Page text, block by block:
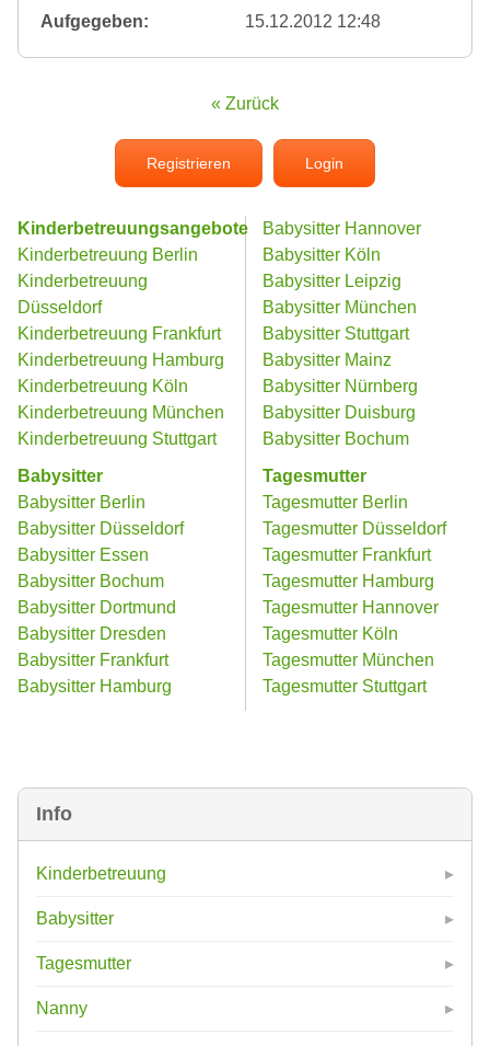
Info
Kinderbetreuung
Babysitter
Tagesmutter
Nanny
Aufgegeben:
15.12.2012 12:48
« Zurück
Registrieren Login
Kinderbetreuungsangebote
Kinderbetreuung Berlin
Kinderbetreuung
Düsseldorf
Kinderbetreuung Frankfurt
Kinderbetreuung Hamburg
Kinderbetreuung Köln
Kinderbetreuung München
Kinderbetreuung Stuttgart
Babysitter
Babysitter Berlin
Babysitter Düsseldorf
Babysitter Essen
Babysitter Bochum
Babysitter Dortmund
Babysitter Dresden
Babysitter Frankfurt
Babysitter Hamburg
Babysitter Hannover
Babysitter Köln
Babysitter Leipzig
Babysitter München
Babysitter Stuttgart
Babysitter Mainz
Babysitter Nürnberg
Babysitter Duisburg
Babysitter Bochum
Tagesmutter
Tagesmutter Berlin
Tagesmutter Düsseldorf
Tagesmutter Frankfurt
Tagesmutter Hamburg
Tagesmutter Hannover
Tagesmutter Köln
Tagesmutter München
Tagesmutter Stuttgart